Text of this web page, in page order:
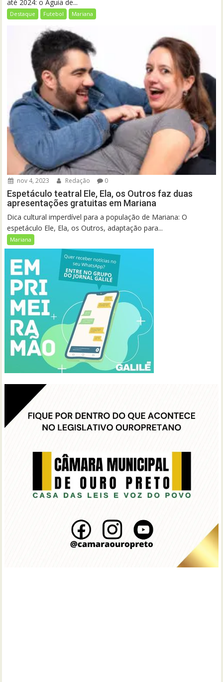
até 2024: o Águia de...
Destaque Futebol Mariana
nov 4, 2023 Redação 0
Espetáculo teatral Ele, Ela, os Outros faz duas
apresentações gratuitas em Mariana
Dica cultural imperdível para a população de Mariana: O
espetáculo Ele, Ela, os Outros, adaptação para...
Mariana